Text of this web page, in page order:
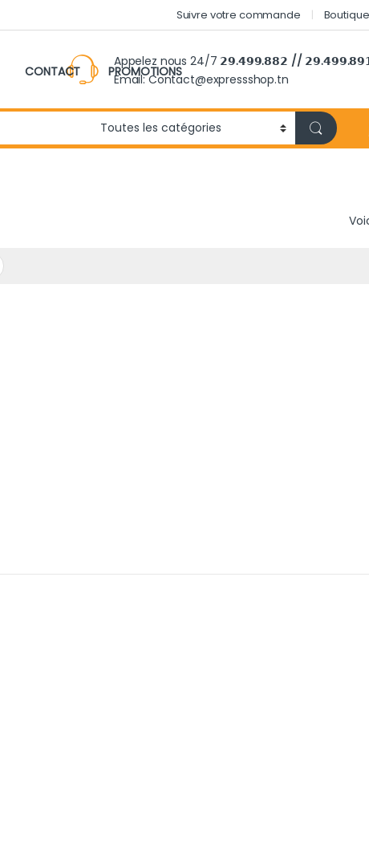
Suivre votre commande Boutique
CONTACT PROMOTIONS
Appelez nous 24/7 𝟮𝟵.𝟰𝟵𝟵.𝟴𝟴𝟮 //
Email: Contact@expressshop.tn